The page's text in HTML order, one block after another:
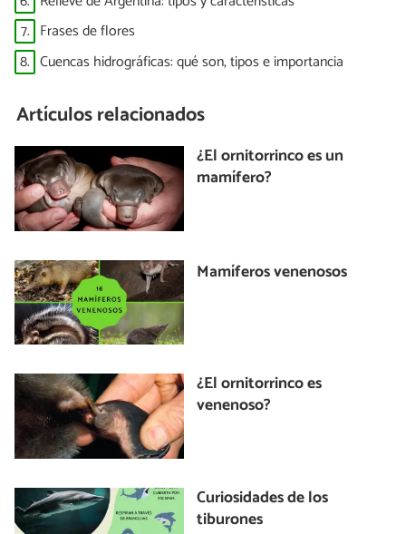
7. Frases de flores
8. Cuencas hidrográficas: qué son, tipos e importancia
Artículos relacionados
¿El ornitorrinco es un
mamífero?
Mamíferos venenosos
¿El ornitorrinco es
venenoso?
Curiosidades de los
tiburones